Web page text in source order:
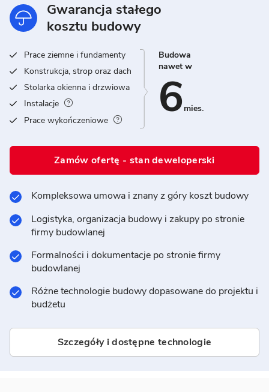
Gwarancja stałego
kosztu budowy
Prace ziemne i fundamenty
Konstrukcja, strop oraz dach
Stolarka okienna i drzwiowa
Instalacje
Prace wykończeniowe
Budowa
nawet w
6 mies.
Zamów ofertę - stan deweloperski
Kompleksowa umowa i znany z góry koszt budowy
Logistyka, organizacja budowy i zakupy po stronie
firmy budowlanej
Formalności i dokumentacje po stronie firmy
budowlanej
Różne technologie budowy dopasowane do projektu i
budżetu
Szczegóły i dostępne technologie